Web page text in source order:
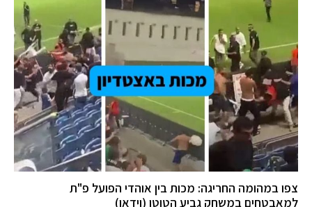
צפו במהומה החריגה: מכות בין אוהדי הפועל פ"ת
למאבטחים במשחק גביע הטוטו (וידאו)